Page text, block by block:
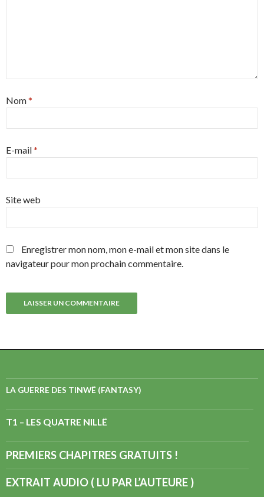
Nom*
E-mail*
Site web
Enregistrer mon nom, mon e-mail et mon site dans le
navigateur pour mon prochain commentaire.
LA GUERRE DES TINWË (FANTASY)
T1 – LES QUATRE NILLË
PREMIERS CHAPITRES GRATUITS !
EXTRAIT AUDIO ( LU PAR L’AUTEURE )